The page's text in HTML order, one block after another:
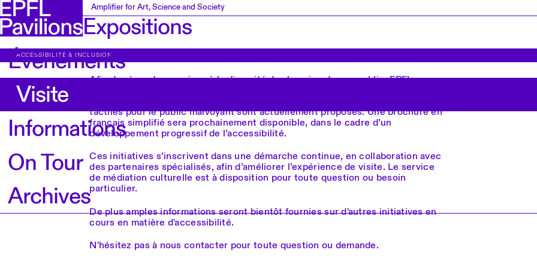
Amplifier for Art, Science and Society
Expositions
Évènements
Visite
Informations
On Tour
Archives
ACCESSIBILITÉ & INCLUSION
Afin de répondre au mieux à la diversité des besoins de son public, EPFL
tactiles pour le public malvoyant sont actuellement proposés. Une brochure en
français simplifié sera prochainement disponible, dans le cadre d’un
développement progressif de l’accessibilité.
Ces initiatives s’inscrivent dans une démarche continue, en collaboration avec
des partenaires spécialisés, afin d’améliorer l’expérience de visite. Le service
de médiation culturelle est à disposition pour toute question ou besoin
particulier.
De plus amples informations seront bientôt fournies sur d'autres initiatives en
cours en matière d'accessibilité.
N'hésitez pas à nous contacter pour toute question ou demande.